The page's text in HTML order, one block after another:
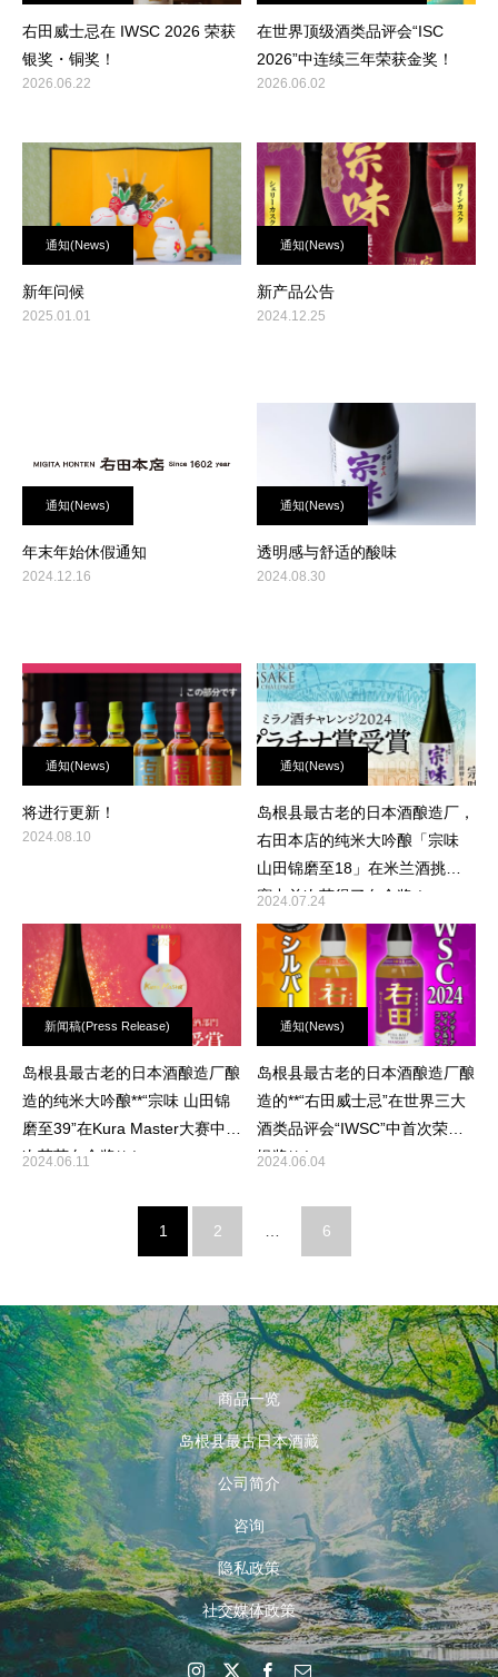
右田威士忌在 IWSC 2026 荣获
银奖・铜奖！
2026.06.22
在世界顶级酒类品评会“ISC
2026”中连续三年荣获金奖！
2026.06.02
通知(News)
新年问候
2025.01.01
通知(News)
新产品公告
2024.12.25
通知(News)
年末年始休假通知
2024.12.16
通知(News)
透明感与舒适的酸味
2024.08.30
通知(News)
将进行更新！
2024.08.10
通知(News)
岛根县最古老的日本酒酿造厂，
右田本店的纯米大吟酿「宗味
山田锦磨至18」在米兰酒挑战
赛中首次获得了白金奖！
2024.07.24
新闻稿(Press Release)
岛根县最古老的日本酒酿造厂酿
造的纯米大吟酿**“宗味 山田锦
磨至39”在Kura Master大赛中首
次荣获白金奖**！
2024.06.11
通知(News)
岛根县最古老的日本酒酿造厂酿
造的**“右田威士忌”在世界三大
酒类品评会“IWSC”中首次荣获
银奖**！
2024.06.04
1 2 6
商品一览
岛根县最古日本酒藏
公司简介
咨询
隐私政策
社交媒体政策